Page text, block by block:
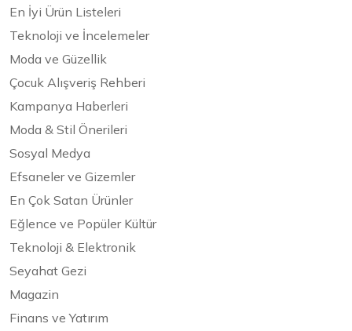
En İyi Ürün Listeleri
Teknoloji ve İncelemeler
Moda ve Güzellik
Çocuk Alışveriş Rehberi
Kampanya Haberleri
Moda & Stil Önerileri
Sosyal Medya
Efsaneler ve Gizemler
En Çok Satan Ürünler
Eğlence ve Popüler Kültür
Teknoloji & Elektronik
Seyahat Gezi
Magazin
Finans ve Yatırım